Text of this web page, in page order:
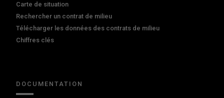
Carte de situation
Rechercher un contrat de milieu
Télécharger les données des contrats de milieu
Chiffres clés
DOCUMENTATION